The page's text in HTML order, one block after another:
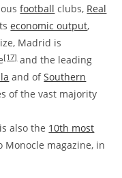
football clubs, Real
economic output,
Madrid is
[17]and the leading
and ofSouthern
of the vast majority
also the 10th most
Monocle magazine, in